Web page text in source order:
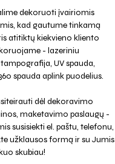
dekoruoti įvairiomis
kad gautume tinkamą
atitiktų kiekvieno kliento
- lazeriniu
UV spauda,
spauda aplink puodelius.
dėl dekoravimo
maketavimo paslaugų -
susisiekti el. paštu, telefonu,
užklausos formą ir su Jumis
skubiau!